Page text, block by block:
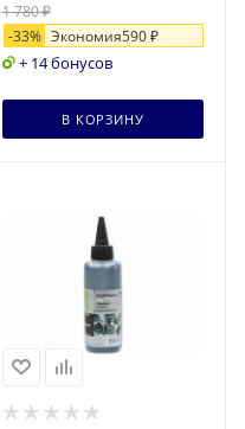
1 780₽
-33% Экономия590₽
+ 14 бонусов
В КОРЗИНУ